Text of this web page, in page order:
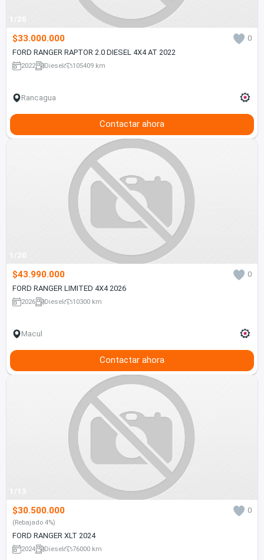
1/20
$33.000.000
0
FORD RANGER RAPTOR 2.0 DIESEL 4X4 AT 2022
2022 Diesel 105409 km
Rancagua
Contactar ahora
1/20
$43.990.000
0
FORD RANGER LIMITED 4X4 2026
2026 Diesel 10300 km
Macul
Contactar ahora
1/13
$30.500.000 0
(Rebajado 4%)
FORD RANGER XLT 2024
2024 Diesel 76000 km